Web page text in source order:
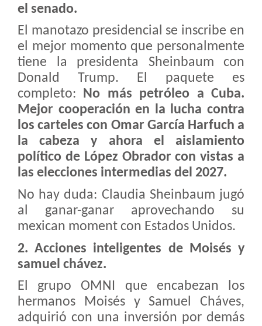
el senado.
El manotazo presidencial se inscribe en
el mejor momento que personalmente
tiene la presidenta Sheinbaum con
Donald Trump. El paquete es
completo: No más petróleo a Cuba.
Mejor cooperación en la lucha contra
los carteles con Omar García Harfuch a
la cabeza y ahora el aislamiento
político de López Obrador con vistas a
las elecciones intermedias del 2027.
No hay duda: Claudia Sheinbaum jugó
al ganar-ganar aprovechando su
mexican moment con Estados Unidos.
2. Acciones inteligentes de Moisés y
samuel chávez.
El grupo OMNI que encabezan los
hermanos Moisés y Samuel Cháves,
adquirió con una inversión por demás